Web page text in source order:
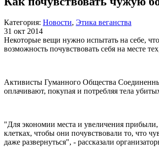
Категория: Новости, Этика веганства
31 окт 2014
Некоторые вещи нужно испытать на себе,
возможность почувствовать себя на месте
Активисты Гуманного Общества
оплачивают, покупая и потребляя тела
"Для экономии места и увеличения
клетках, чтобы они почувствовали то, что
даже развернуться", - рассказали